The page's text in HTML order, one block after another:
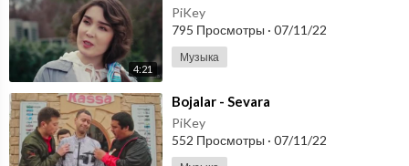
4:21
PiKey
795 Просмотры · 07/11/22
Музыка
⁣Bojalar - Sevara
PiKey
552 Просмотры · 07/11/22